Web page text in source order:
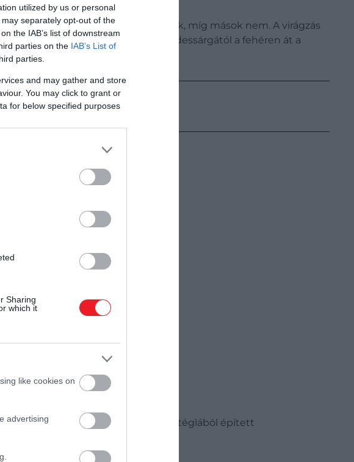
utilized by us or personal
separately opt-out of the
the IAB’s list of downstream
parties on the IAB’s List of
parties.
and may gather and store
You may click to grant or
for below specified purposes
Sharing
which it
like cookies on
advertising
Egyes típusok termést is hoznak, míg mások nem. A virágzás
a színüket, míg mások a zöldessárgától a fehéren át a
a valaha készült legnagyobb LEGO-téglából épített
800 ezer LEGO-téglából állt.